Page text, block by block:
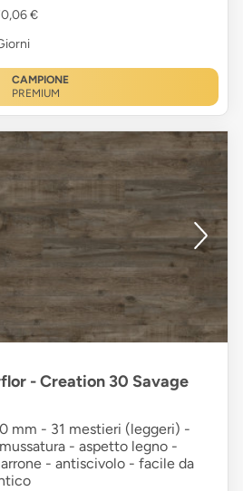
€
CAMPIONE
PREMIUM
- Creation 30 Savage
mm - 31 mestieri (leggeri) -
- aspetto legno -
- antiscivolo - facile da